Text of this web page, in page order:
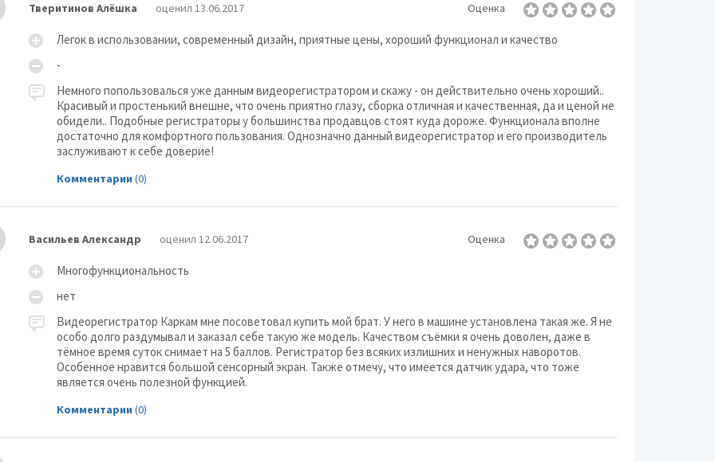
Тверитинов Алёшка оценил 13.06.2017 Оценка
Легок в использовании, современный дизайн, приятные цены, хороший функционал и качество
-
Немного попользовалься уже данным видеорегистратором и скажу - он действительно очень хороший..
Красивый и простенький внешне, что очень приятно глазу, сборка отличная и качественная, да и ценой не
обидели.. Подобные регистраторы у большинства продавцов стоят куда дороже. Функционала вполне
достаточно для комфортного пользования. Однозначно данный видеорегистратор и его производитель
заслуживают к себе доверие!
Комментарии (0)
Васильев Александр оценил 12.06.2017 Оценка
Многофункциональность
нет
Видеорегистратор Каркам мне посоветовал купить мой брат. У него в машине установлена такая же. Я не
особо долго раздумывал и заказал себе такую же модель. Качеством съёмки я очень доволен, даже в
тёмное время суток снимает на 5 баллов. Регистратор без всяких излишних и ненужных наворотов.
Особенное нравится большой сенсорный экран. Также отмечу, что имеется датчик удара, что тоже
является очень полезной функцией.
Комментарии (0)